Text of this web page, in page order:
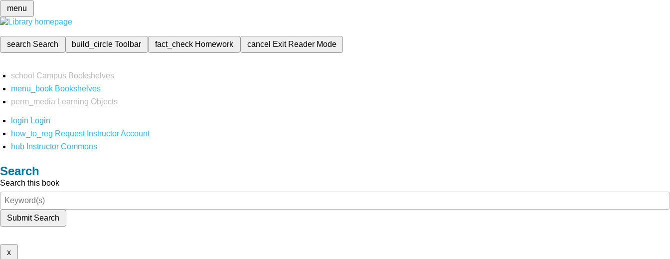
menu
search Search build_circleToolbar fact_check Homework cancel Exit Reader Mode
school Campus Bookshelves
menu_book Bookshelves
perm_media
Learning Objects
login Login
how_to_reg Request Instructor Account
hub Instructor Commons
Search
Search this book
Submit Search
x